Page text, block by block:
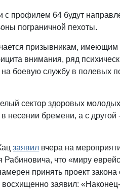
с профилем 64 будут
пограничной пехоты.
призывникам, имеющим
внимания, ряд
боевую службу в полевых
сектор здоровых
несении бремени, а с
заявил вчера на
что «миру
принять проект
заявил: